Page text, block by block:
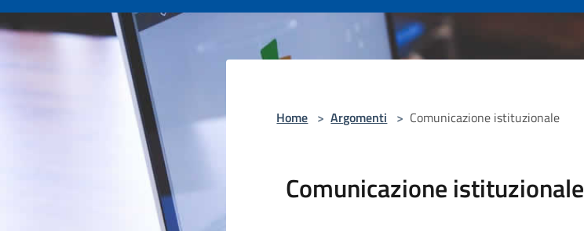
Home > Argomenti > Comunicazione istituzionale
Comunicazione istituzionale